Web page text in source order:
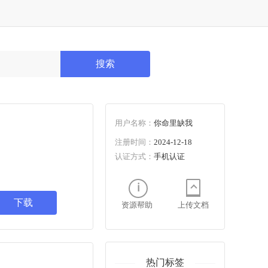
搜索
下载
用户名称： 你命里缺我
注册时间： 2024-12-18
认证方式： 手机认证
资源帮助 上传文档
热门标签